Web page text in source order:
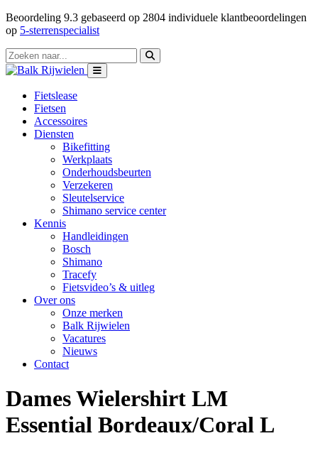
Beoordeling 9.3 gebaseerd op 2804 individuele klantbeoordelingen
op 5-sterrenspecialist
Fietslease
Fietsen
Accessoires
Diensten
Bikefitting
Werkplaats
Onderhoudsbeurten
Verzekeren
Sleutelservice
Shimano service center
Kennis
Handleidingen
Bosch
Shimano
Tracefy
Fietsvideo’s & uitleg
Over ons
Onze merken
Balk Rijwielen
Vacatures
Nieuws
Contact
Dames Wielershirt LM
Essential Bordeaux/Coral L